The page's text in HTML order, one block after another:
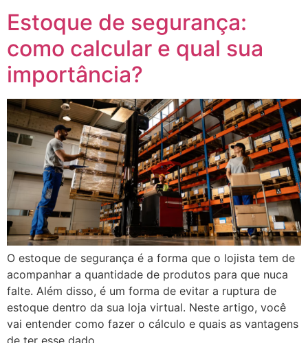
Estoque de segurança:
como calcular e qual sua
importância?
O estoque de segurança é a forma que o lojista tem de
acompanhar a quantidade de produtos para que nuca
falte. Além disso, é um forma de evitar a ruptura de
estoque dentro da sua loja virtual. Neste artigo, você
vai entender como fazer o cálculo e quais as vantagens